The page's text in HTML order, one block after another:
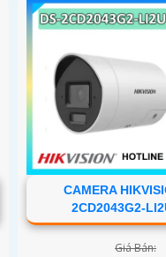
CAMERA
2CD2043G2-
Giá Bán: